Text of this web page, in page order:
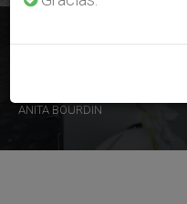
ANITA BOURDIN